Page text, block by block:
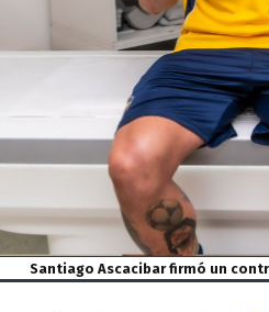
Santiago Ascacibar firmó un